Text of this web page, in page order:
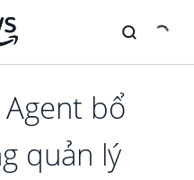
Agent bổ
quản lý